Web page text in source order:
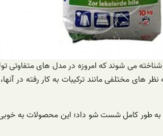
می شوند که امروزه در مدل های
های مختلفی مانند ترکیبات به کار رفته در
را به طور کامل شست شو داد؛ این محصولات